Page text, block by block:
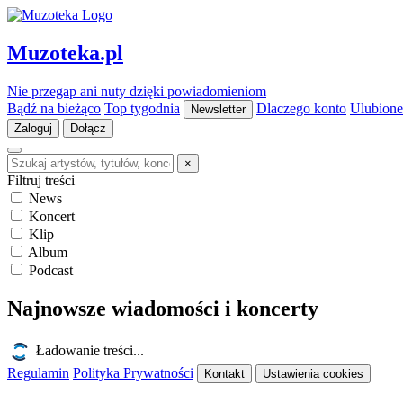
Muzoteka.pl
Nie przegap ani nuty dzięki powiadomieniom
Bądź na bieżąco Top tygodnia Newsletter Dlaczego konto Ulubione
Zaloguj
Dołącz
×
Filtruj treści
News
Koncert
Klip
Album
Podcast
Najnowsze wiadomości i koncerty
Ładowanie treści...
Regulamin Polityka Prywatności Kontakt Ustawienia cookies